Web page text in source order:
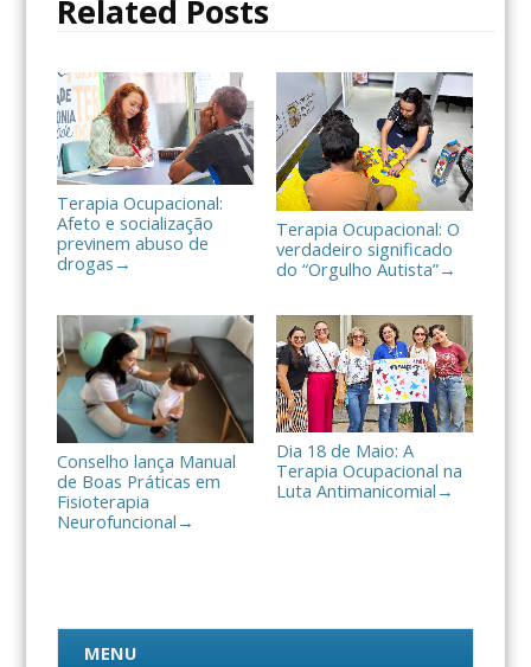
k
i
a
r
Related Posts
Terapia Ocupacional:
Afeto e socialização
previnem abuso de
drogas →
Terapia Ocupacional: O
verdadeiro significado
do “Orgulho Autista”→
Conselho lança Manual
de Boas Práticas em
Fisioterapia
Neurofuncional →
Dia 18 de Maio: A
Terapia Ocupacional na
Luta Antimanicomial →
MENU